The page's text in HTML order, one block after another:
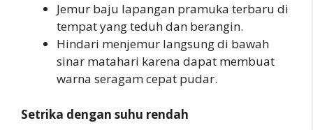
Jemur baju lapangan pramuka terbaru di
tempat yang teduh dan berangin.
Hindari menjemur langsung di bawah
sinar matahari karena dapat membuat
warna seragam cepat pudar.
Setrika dengan suhu rendah